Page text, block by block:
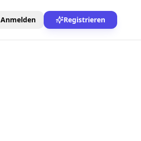
Anmelden Registrieren